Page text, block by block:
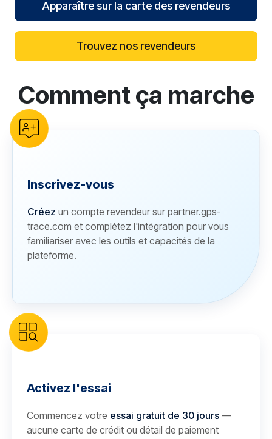
Apparaître sur la carte des revendeurs
Trouvez nos revendeurs
reCAPTCHA verification
Comment ça marche
Inscrivez-vous
Créez un compte revendeur sur partner.gps-
trace.com et complétez l'intégration pour vous
familiariser avec les outils et capacités de la
plateforme.
Activez l'essai
Commencez votre essai gratuit de 30 jours —
aucune carte de crédit ou détail de paiement